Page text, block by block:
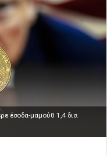
έσοδα-μαμούθ 1,4 δισ.